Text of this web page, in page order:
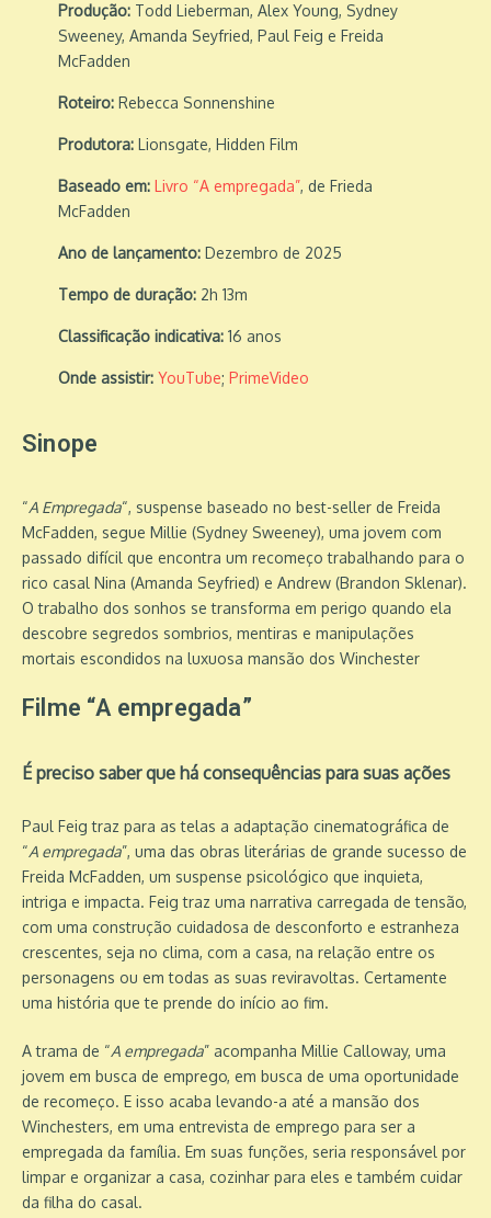
Produção:Todd Lieberman, Alex Young, Sydney
Sweeney, Amanda Seyfried, Paul Feig e Freida
McFadden
Roteiro: Rebecca Sonnenshine
Produtora: Lionsgate, Hidden Film
Baseado em: Livro “A empregada”, de Frieda
McFadden
Ano de lançamento: Dezembro de 2025
Tempo de duração: 2h 13m
Classificação indicativa:16 anos
Onde assistir: YouTube; PrimeVideo
Sinope
“A Empregada“, suspense baseado no best-seller de Freida
McFadden, segue Millie (Sydney Sweeney), uma jovem com
passado difícil que encontra um recomeço trabalhando para o
rico casal Nina (Amanda Seyfried) e Andrew (Brandon Sklenar).
O trabalho dos sonhos se transforma em perigo quando ela
descobre segredos sombrios, mentiras e manipulações
mortais escondidos na luxuosa mansão dos Winchester
Filme “A empregada”
É preciso saber que há consequências para suas ações
Paul Feig traz para as telas a adaptação cinematográfica de
“A empregada”, uma das obras literárias de grande sucesso de
Freida McFadden, um suspense psicológico que inquieta,
intriga e impacta. Feig traz uma narrativa carregada de tensão,
com uma construção cuidadosa de desconforto e estranheza
crescentes, seja no clima, com a casa, na relação entre os
personagens ou em todas as suas reviravoltas. Certamente
uma história que te prende do início ao fim.
A trama de “A empregada” acompanha Millie Calloway, uma
jovem em busca de emprego, em busca de uma oportunidade
de recomeço. E isso acaba levando-a até a mansão dos
Winchesters, em uma entrevista de emprego para ser a
empregada da família. Em suas funções, seria responsável por
limpar e organizar a casa, cozinhar para eles e também cuidar
da filha do casal.